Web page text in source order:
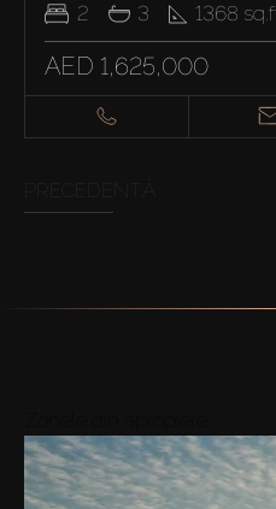
2
3 1368
AED 1,625,000